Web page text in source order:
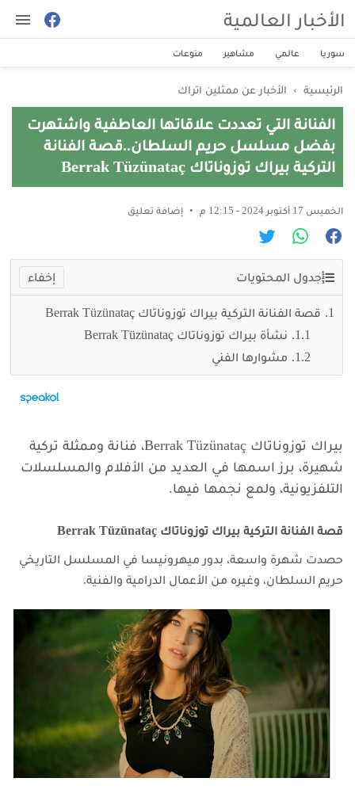
الأخبار العالمية
سوريا عالمي مشاهير منوعات
الرئيسية › الأخبار عن ممثلين اتراك
الفنانة التي تعددت علاقاتها العاطفية واشتهرت
بفضل مسلسل حريم السلطان..قصة الفنانة
التركية بيراك توزوناتاك Berrak Tüzünataç
الخميس 17 أكتوبر 2024 - 12:15 م إضافة تعليق
جدول المحتويات
قصة الفنانة التركية بيراك توزوناتاك Berrak Tüzünataç
نشأة بيراك توزوناتاك Berrak Tüzünataç
مشوارها الفني
بيراك توزوناتاك Berrak Tüzünataç، فنانة وممثلة تركية
شهيرة، برز اسمها في العديد من الأفلام والمسلسلات
التلفزيونية، ولمع نجمها فيها.
قصة الفنانة التركية بيراك توزوناتاك Berrak Tüzünataç
حصدت شهرة واسعة، بدور ميهرونيسا في المسلسل التاريخي
حريم السلطان، وغيره من الأعمال الدرامية والفنية.